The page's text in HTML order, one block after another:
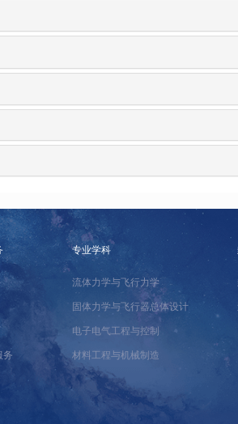
务
专业学科
流体力学与飞行力学
固体力学与飞行器总体设计
电子电气工程与控制
材料工程与机械制造